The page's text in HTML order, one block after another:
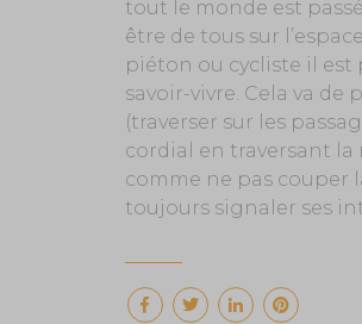
tout le monde est
être de tous sur
piéton ou cycliste il
savoir-vivre. Cela va de
(traverser sur les
cordial en traversant la
comme ne pas couper
toujours signaler ses